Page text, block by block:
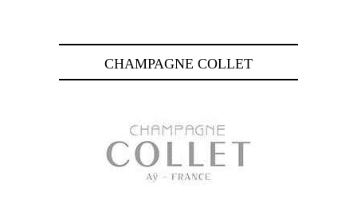
CHAMPAGNE COLLET